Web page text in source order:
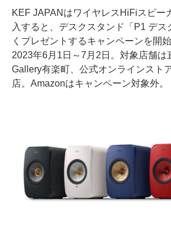
KEF JAPANはワイヤレスHiFiスピー
入すると、デスクスタンド「P1 デス
くプレゼントするキャンペーンを開
2023年6月1日～7月2日。対象店舗は
Gallery有楽町、公式オンラインスト
店。Amazonはキャンペーン対象外。